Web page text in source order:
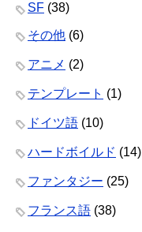
SF (38)
その他 (6)
アニメ (2)
テンプレート (1)
ドイツ語 (10)
ハードボイルド (14)
ファンタジー (25)
フランス語 (38)